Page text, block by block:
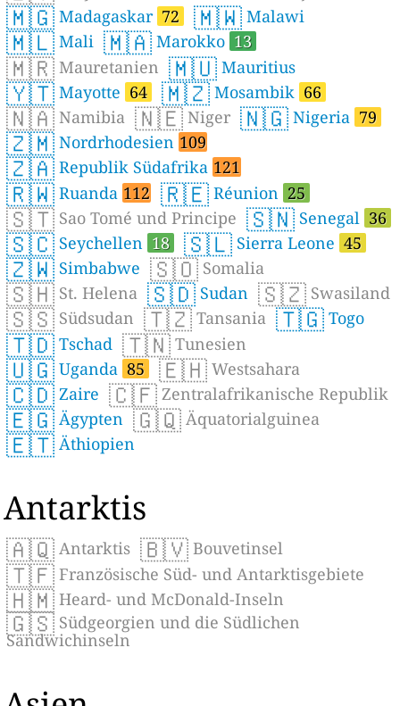
🇲🇬 Madagaskar 72 🇲🇼 Malawi
🇲🇱 Mali 🇲🇦 Marokko 13
🇲🇷 Mauretanien 🇲🇺 Mauritius
🇾🇹 Mayotte 64 🇲🇿 Mosambik 66
🇳🇦 Namibia 🇳🇪 Niger 🇳🇬 Nigeria 79
🇿🇲 Nordrhodesien 109
🇿🇦 Republik Südafrika 121
🇷🇼 Ruanda 112 🇷🇪 Réunion 25
🇸🇹 Sao Tomé und Principe 🇸🇳 Senegal 36
🇸🇨 Seychellen 18 🇸🇱 Sierra Leone 45
🇿🇼 Simbabwe 🇸🇴 Somalia
🇸🇭 St. Helena 🇸🇩 Sudan 🇸🇿 Swasiland
🇸🇸 Südsudan 🇹🇿 Tansania 🇹🇬 Togo
🇹🇩 Tschad 🇹🇳 Tunesien
🇺🇬 Uganda 85 🇪🇭 Westsahara
🇨🇩 Zaire 🇨🇫 Zentralafrikanische Republik
🇪🇬 Ägypten 🇬🇶 Äquatorialguinea
🇪🇹 Äthiopien
Antarktis
🇦🇶 Antarktis 🇧🇻 Bouvetinsel
🇹🇫 Französische Süd- und Antarktisgebiete
🇭🇲 Heard- und McDonald-Inseln
🇬🇸 Südgeorgien und die Südlichen
Sandwichinseln